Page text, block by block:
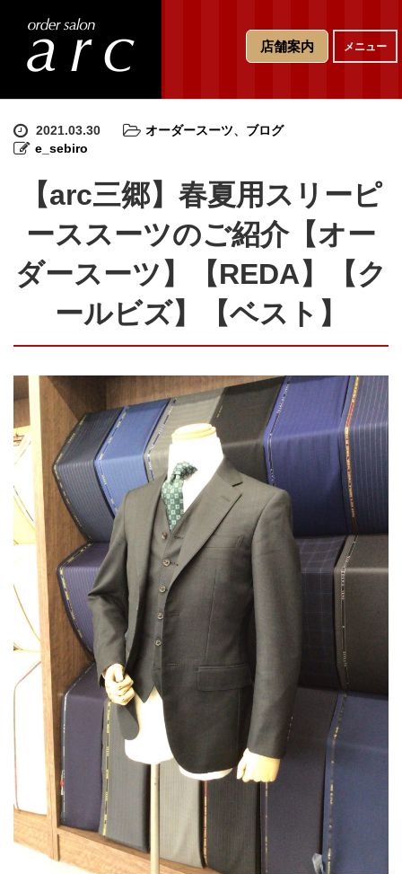
a
o
メニュー
店舗案内
2021.03.30 オーダースーツ、 ブログ
e_sebiro
【arc三郷】春夏用スリーピ
ーススーツのご紹介【オー
ダースーツ】【REDA】【ク
ールビズ】【ベスト】